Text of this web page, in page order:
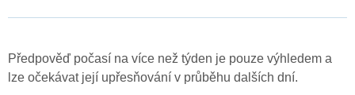
Předpověď počasí na více než týden je pouze výhledem a
lze očekávat její upřesňování v průběhu dalších dní.